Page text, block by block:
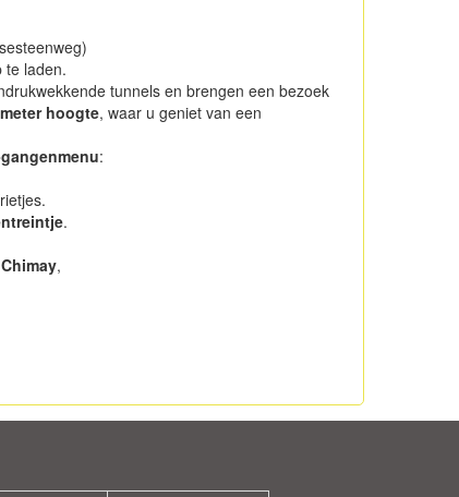
te laden.
tunnels en brengen een bezoek
hoogte, waar u geniet van een
:
.
Chimay,